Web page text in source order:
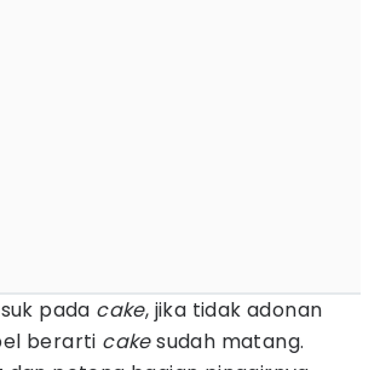
pada cake, jika tidak adonan
berarti cakesudah matang.